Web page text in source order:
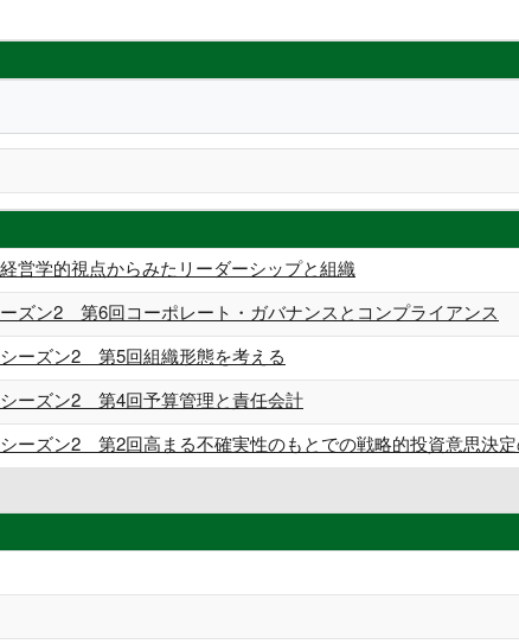
学的視点からみたリーダーシップと組織
ズン2 第6回コーポレート・ガバナンスとコンプライアンス
ーズン2 第5回組織形態を考える
ーズン2 第4回予算管理と責任会計
ーズン2 第2回高まる不確実性のもとでの戦略的投資意思決